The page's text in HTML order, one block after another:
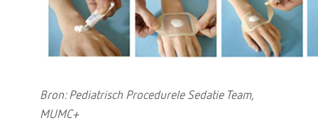
Bron: Pediatrisch Procedurele Sedatie Team,
MUMC+